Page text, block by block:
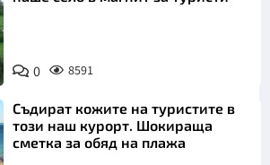
0 8591
Съдират кожите на туристите в
този наш курорт. Шокираща
сметка за обяд на плажа